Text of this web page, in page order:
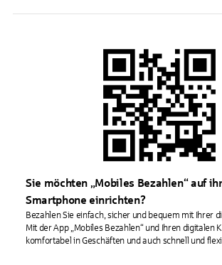
Sie möchten „Mobiles Bezahlen“ auf
Smartphone einrichten?
Bezahlen Sie einfach, sicher und bequem mit Ihrer
Mit der App „Mobiles Bezahlen“ und Ihren digitalen
komfortabel in Geschäften und auch schnell und